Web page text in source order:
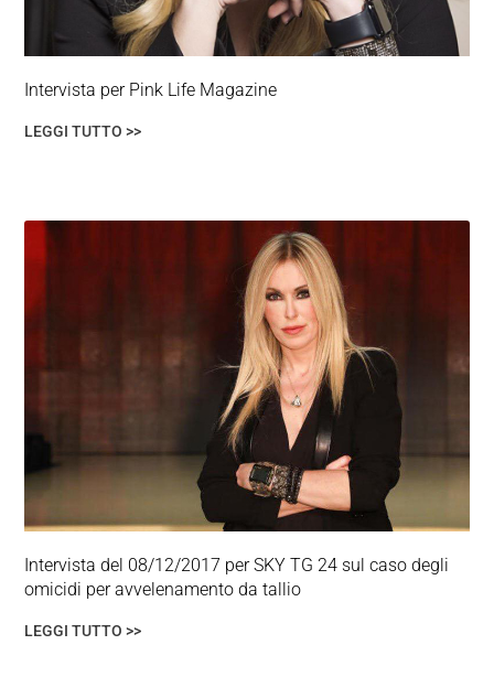
Intervista per Pink Life Magazine
LEGGI TUTTO >>
Intervista del 08/12/2017 per SKY TG 24 sul caso degli
omicidi per avvelenamento da tallio
LEGGI TUTTO >>